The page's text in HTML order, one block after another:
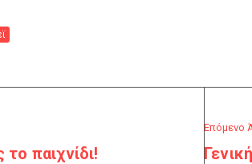
παιχνίδι!
Επόμενο